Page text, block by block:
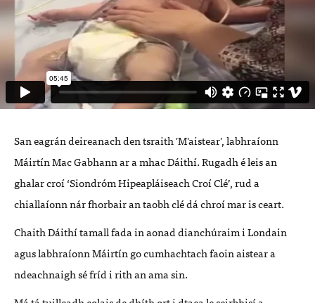
San eagrán deireanach den tsraith 'M'aistear', labhraíonn
Máirtín Mac Gabhann ar a mhac Dáithí. Rugadh é leis an
ghalar croí ‘Siondróm Hipeapláiseach Croí Clé’, rud a
chiallaíonn nár fhorbair an taobh clé dá chroí mar is ceart.
Chaith Dáithí tamall fada in aonad dianchúraim i Londain
agus labhraíonn Máirtín go cumhachtach faoin aistear a
ndeachnaigh sé fríd i rith an ama sin.